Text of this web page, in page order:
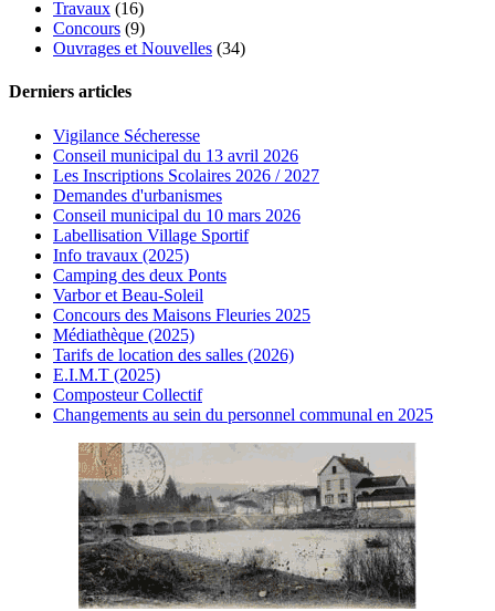
Travaux (16)
Concours (9)
Ouvrages et Nouvelles (34)
Derniers articles
Vigilance Sécheresse
Conseil municipal du 13 avril 2026
Les Inscriptions Scolaires 2026 / 2027
Demandes d'urbanismes
Conseil municipal du 10 mars 2026
Labellisation Village Sportif
Info travaux (2025)
Camping des deux Ponts
Varbor et Beau-Soleil
Concours des Maisons Fleuries 2025
Médiathèque (2025)
Tarifs de location des salles (2026)
E.I.M.T (2025)
Composteur Collectif
Changements au sein du personnel communal en 2025